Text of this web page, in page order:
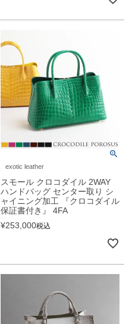
exotic leather
スモール クロコダイル 2WAY
ハンドバッグ センター取り シ
ャイニング加工 『クロコダイル
保証書付き』 4FA
¥253,000税込